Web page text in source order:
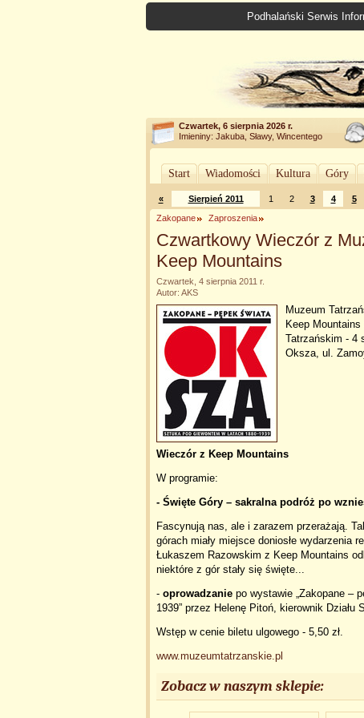
Podhalański Serwis
Czwartek, 6 sierpnia 2026 r.
Imieniny: Jakuba, Sławy, Wincentego
Start Wiadomości Kultura Góry
« Sierpień 2011 1 2 3 4 5
Zakopane Zaproszenia
Czwartkowy Wieczór z
Keep Mountains
Czwartek, 4 sierpnia 2011 r.
Autor: AKS
Muzeum
Keep
Tatrzańskim - 4
Oksza, ul.
Wieczór z Keep Mountains
W programie:
- Święte Góry – sakralna podróż po
Fascynują nas, ale i zarazem przerażają.
górach miały miejsce doniosłe wydarzenia
Łukaszem Razowskim z Keep Mountains
niektóre z gór stały się święte...
- oprowadzanie po wystawie „Zakopane –
1939” przez Helenę Pitoń, kierownik
Wstęp w cenie biletu ulgowego - 5,50 zł.
www.muzeumtatrzanskie.pl
Zobacz w naszym sklepie: